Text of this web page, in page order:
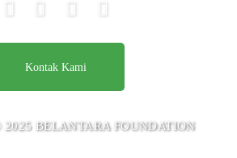
Kontak Kami
2025 BELANTARA FOUNDATION